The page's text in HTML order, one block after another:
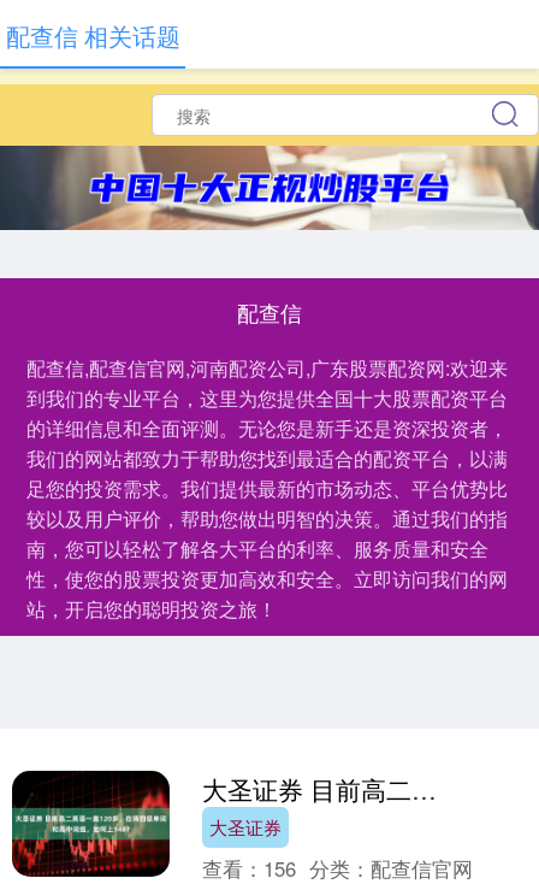
配查信
配查信,配查信官网,河南配资公司,广东股票配资网:欢迎来
到我们的专业平台，这里为您提供全国十大股票配资平台
的详细信息和全面评测。无论您是新手还是资深投资者，
我们的网站都致力于帮助您找到最适合的配资平台，以满
足您的投资需求。我们提供最新的市场动态、平台优势比
较以及用户评价，帮助您做出明智的决策。通过我们的指
南，您可以轻松了解各大平台的利率、服务质量和安全
性，使您的股票投资更加高效和安全。立即访问我们的网
站，开启您的聪明投资之旅！
配查信 相关话题
大圣证券 目前高二英语一直120多，在背四级单词和高中词组，如何上140？
大圣证券
查看： 156 分类：配查信官网